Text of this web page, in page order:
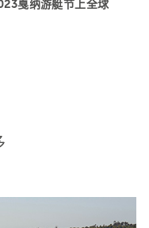
戛纳游艇节上全球